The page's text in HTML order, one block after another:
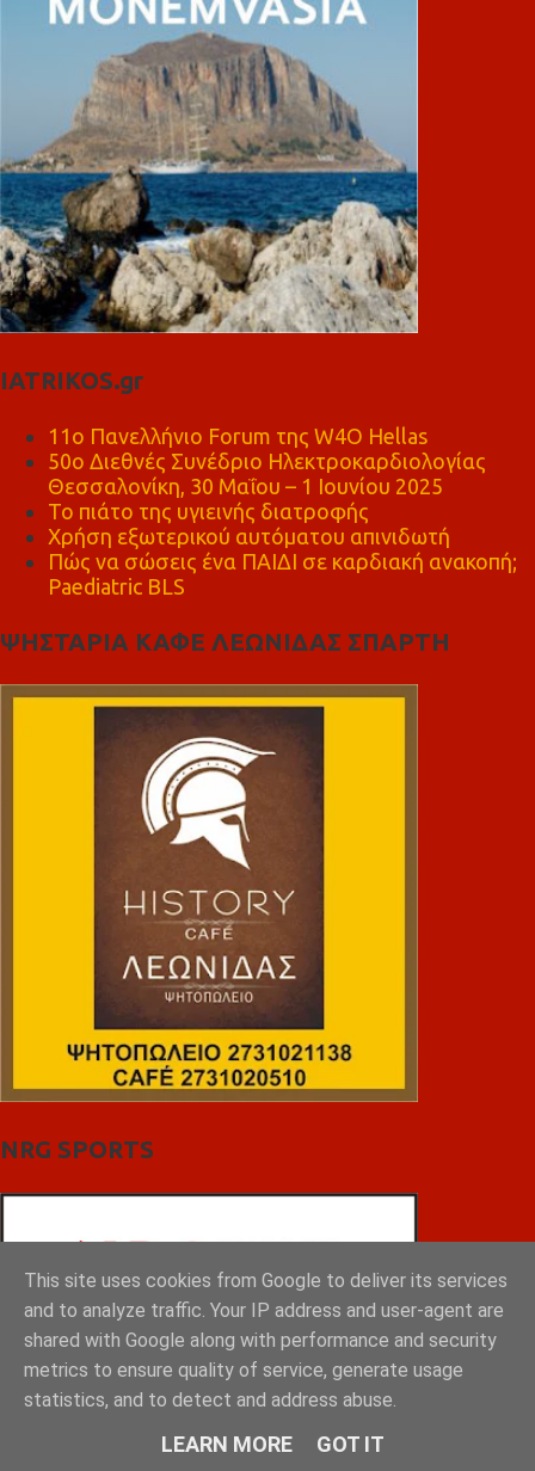
IATRIKOS.gr
11ο Πανελλήνιο Forum της W4O Hellas
50ο Διεθνές Συνέδριο Ηλεκτροκαρδιολογίας
Θεσσαλονίκη, 30 Μαΐου – 1 Ιουνίου 2025
Το πιάτο της υγιεινής διατροφής
Χρήση εξωτερικού αυτόματου απινιδωτή
Πώς να σώσεις ένα ΠΑΙΔΙ σε καρδιακή ανακοπή;
Paediatric BLS
ΨΗΣΤΑΡΙΑ ΚΑΦΕ ΛΕΩΝΙΔΑΣ ΣΠΑΡΤΗ
NRG SPORTS
This site uses cookies from Google to deliver its services
and to analyze traffic. Your IP address and user-agent are
shared with Google along with performance and security
metrics to ensure quality of service, generate usage
statistics, and to detect and address abuse.
LEARN MORE GOT IT